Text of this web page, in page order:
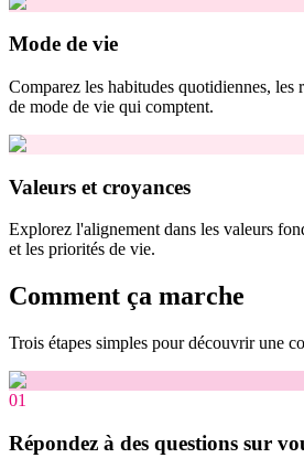
Mode de vie
Comparez les habitudes quotidiennes, les
de mode de vie qui comptent.
Valeurs et croyances
Explorez l'alignement dans les valeurs
et les priorités de vie.
Comment ça marche
Trois étapes simples pour découvrir une
01
Répondez à des questions sur